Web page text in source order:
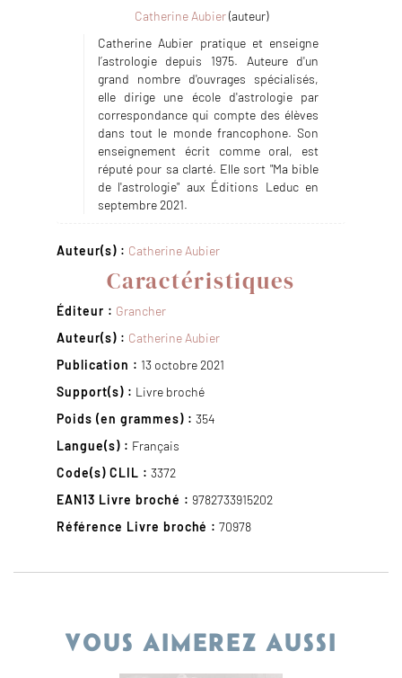
Catherine Aubier(auteur)
Catherine Aubier pratique et enseigne
l’astrologie depuis 1975. Auteure d'un
grand nombre d'ouvrages spécialisés,
elle dirige une école d'astrologie par
correspondance qui compte des élèves
dans tout le monde francophone. Son
enseignement écrit comme oral, est
réputé pour sa clarté. Elle sort "Ma bible
de l'astrologie" aux Éditions Leduc en
septembre 2021.
Auteur(s) : Catherine Aubier
Caractéristiques
Éditeur : Grancher
Auteur(s) : Catherine Aubier
Publication : 13 octobre 2021
Support(s) : Livre broché
Poids (en grammes) : 354
Langue(s) : Français
Code(s) CLIL : 3372
EAN13 Livre broché : 9782733915202
Référence Livre broché : 70978
VOUS AIMEREZ AUSSI